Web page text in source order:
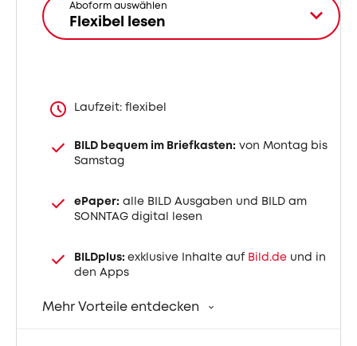
Aboform auswählen
Aktuell
Flexibel lesen
Laufzeit: flexibel
BILD bequem im Briefkasten: von Montag bis
Samstag
ePaper: alle BILD Ausgaben und BILD am
SONNTAG digital lesen
BILDplus: exklusive Inhalte auf Bild.de und in
den Apps
Mehr Vorteile entdecken